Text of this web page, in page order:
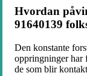
Hvordan
91640139
Den konstante
oppringninger har
de som blir